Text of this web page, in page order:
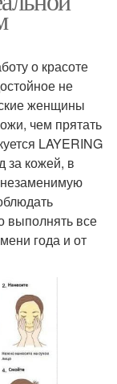
о красоте
не
женщины
чем прятать
LAYERING
за кожей, в
выполнять все
года и от